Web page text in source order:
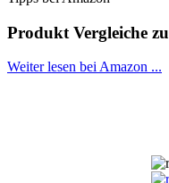
Produkt Vergleiche zu
Weiter lesen bei Amazon ...